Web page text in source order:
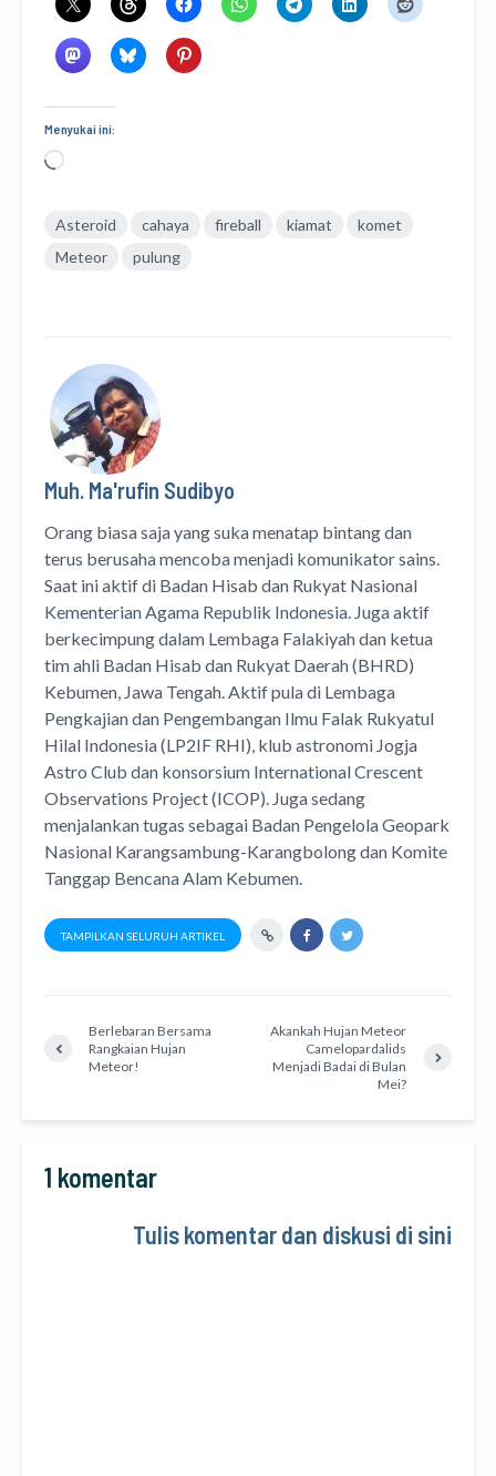
Menyukai ini:
Memuat...
Asteroid cahaya fireball kiamat
komet
Meteor
pulung
Muh. Ma'rufin Sudibyo
Orang biasa saja yang suka menatap bintang dan
terus berusaha mencoba menjadi komunikator sains.
Saat ini aktif di Badan Hisab dan Rukyat Nasional
Kementerian Agama Republik Indonesia. Juga aktif
berkecimpung dalam Lembaga Falakiyah dan ketua
tim ahli Badan Hisab dan Rukyat Daerah (BHRD)
Kebumen, Jawa Tengah. Aktif pula di Lembaga
Pengkajian dan Pengembangan Ilmu Falak Rukyatul
Hilal Indonesia (LP2IF RHI), klub astronomi Jogja
Astro Club dan konsorsium International Crescent
Observations Project (ICOP). Juga sedang
menjalankan tugas sebagai Badan Pengelola Geopark
Nasional Karangsambung-Karangbolong dan Komite
Tanggap Bencana Alam Kebumen.
TAMPILKAN SELURUH ARTIKEL
Berlebaran Bersama
Rangkaian Hujan
Meteor!
Akankah Hujan Meteor
Camelopardalids
Menjadi Badai di Bulan
Mei?
1 komentar
Tulis komentar dan diskusi di sini